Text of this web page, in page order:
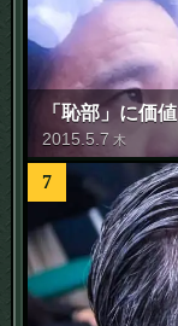
「恥部」に価
2015 5 .7 木
7